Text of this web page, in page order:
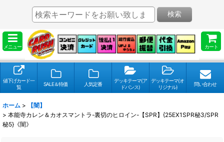
メニュー カート
検索
値下げカード一
覧
SALE＆特価 人気定番
デッキテーマ(ア
ドバンス)
デッキテーマ(オ
リジナル)
問い合わせ
ホーム >
【闇】
> 本能寺カレン＆カオスマントラ-裏切のヒロイン-【SPR】{25EX1SPR秘3/SPR
秘5}《闇》